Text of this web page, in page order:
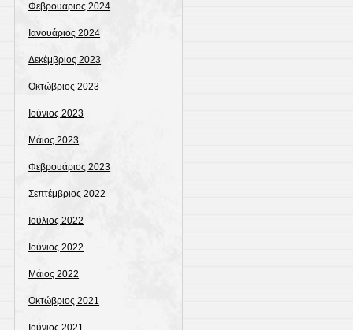
Φεβρουάριος 2024
Ιανουάριος 2024
Δεκέμβριος 2023
Οκτώβριος 2023
Ιούνιος 2023
Μάιος 2023
Φεβρουάριος 2023
Σεπτέμβριος 2022
Ιούλιος 2022
Ιούνιος 2022
Μάιος 2022
Οκτώβριος 2021
Ιούνιος 2021